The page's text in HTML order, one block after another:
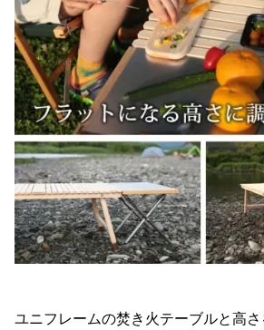
ユニフレームの焚き火テーブルと高